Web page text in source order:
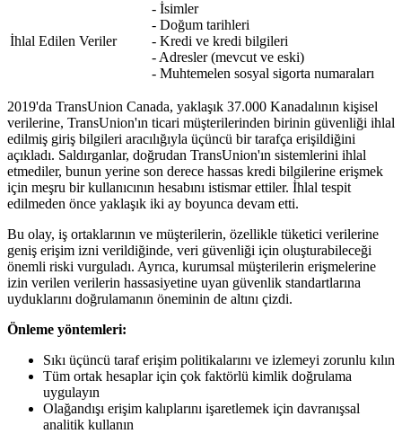
İhlal Edilen Veriler
- İsimler
- Doğum tarihleri
- Kredi ve kredi bilgileri
- Adresler (mevcut ve eski)
- Muhtemelen sosyal sigorta numaraları
2019'da TransUnion Canada, yaklaşık 37.000 Kanadalının kişisel
verilerine, TransUnion'ın ticari müşterilerinden birinin güvenliği ihlal
edilmiş giriş bilgileri aracılığıyla üçüncü bir tarafça erişildiğini
açıkladı. Saldırganlar, doğrudan TransUnion'ın sistemlerini ihlal
etmediler, bunun yerine son derece hassas kredi bilgilerine erişmek
için meşru bir kullanıcının hesabını istismar ettiler. İhlal tespit
edilmeden önce yaklaşık iki ay boyunca devam etti.
Bu olay, iş ortaklarının ve müşterilerin, özellikle tüketici verilerine
geniş erişim izni verildiğinde, veri güvenliği için oluşturabileceği
önemli riski vurguladı. Ayrıca, kurumsal müşterilerin erişmelerine
izin verilen verilerin hassasiyetine uyan güvenlik standartlarına
uyduklarını doğrulamanın öneminin de altını çizdi.
Önleme yöntemleri:
Sıkı üçüncü taraf erişim politikalarını ve izlemeyi zorunlu kılın
Tüm ortak hesaplar için çok faktörlü kimlik doğrulama
uygulayın
Olağandışı erişim kalıplarını işaretlemek için davranışsal
analitik kullanın